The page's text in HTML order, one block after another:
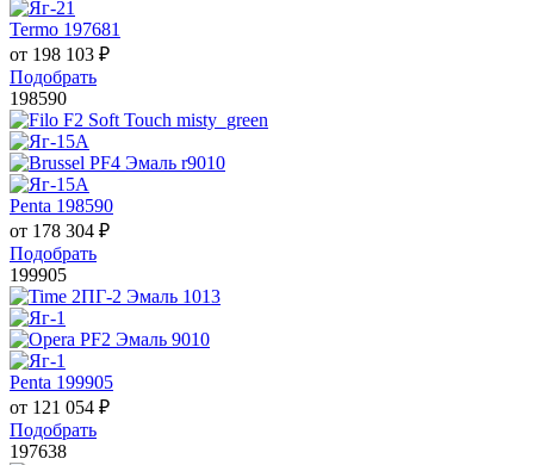
Termo 197681
от 198 103 ₽
Подобрать
198590
Penta 198590
от 178 304 ₽
Подобрать
199905
Penta 199905
от 121 054 ₽
Подобрать
197638